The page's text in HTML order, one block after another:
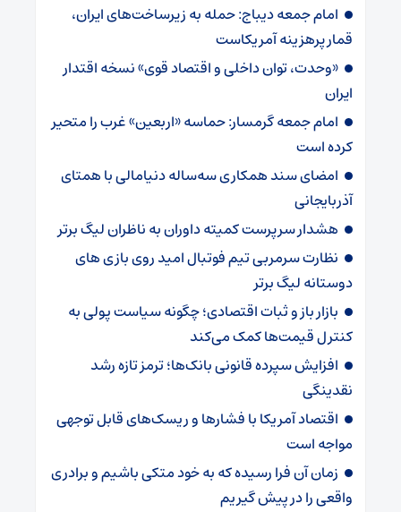
امام جمعه دیباج: حمله به زیرساخت‌های ایران،
قمار پرهزینه آمریکاست
«وحدت، توان داخلی و اقتصاد قوی» نسخه اقتدار
ایران
امام جمعه گرمسار: حماسه «اربعین» غرب را متحیر
کرده است
امضای سند همکاری سه‌ساله دنیامالی با همتای
آذربایجانی
هشدار سرپرست ‌کمیته داوران به ناظران لیگ برتر
نظارت سرمربی تیم‌ فوتبال امید روی بازی های
دوستانه لیگ برتر
بازار باز و ثبات اقتصادی؛ چگونه سیاست پولی به
کنترل قیمت‌ها کمک می‌کند
افزایش سپرده قانونی بانک‌ها؛ ترمز تازه رشد
نقدینگی
اقتصاد آمریکا با فشارها و ریسک‌های قابل توجهی
مواجه است
زمان آن فرا رسیده که به خود متکی باشیم و برادری
واقعی را در پیش گیریم